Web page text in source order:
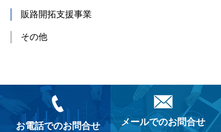
販路開拓支援事業
その他
お電話でのお問合せ メールでのお問合せ